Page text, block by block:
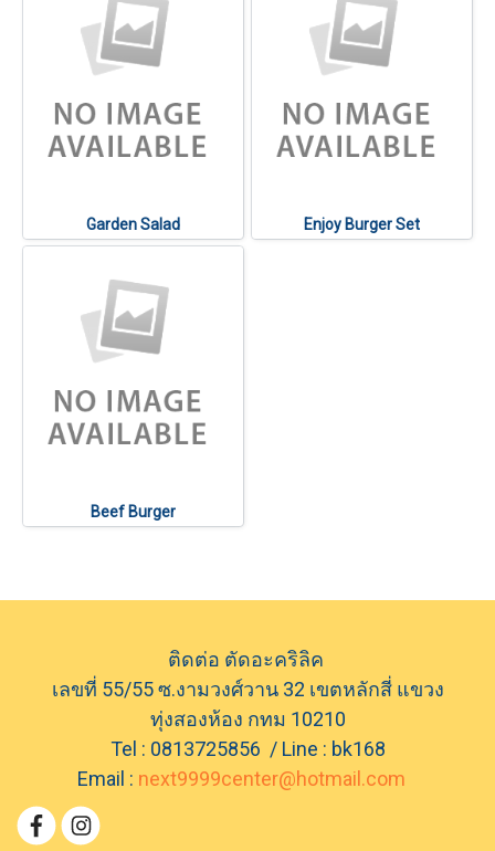
Garden Salad Enjoy Burger Set
Beef Burger
ติดต่อ ตัดอะคริลิค
เลขที่ 55/55 ซ.งามวงศ์วาน 32 เขตหลักสี่ แขวง
ทุ่งสองห้อง กทม 10210
Tel : 0813725856 / Line : bk168
Email : next9999center@hotmail.com